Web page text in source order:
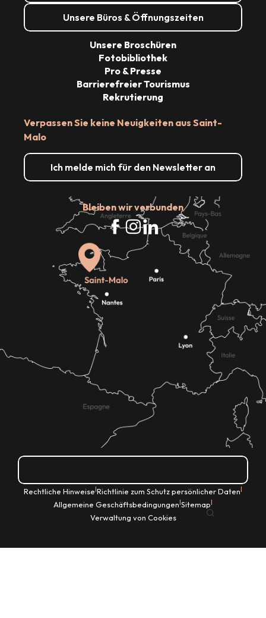
Unsere Büros & Öffnungszeiten
Verpassen Sie keine Neuigkeiten aus Saint-
Malo
Ich melde mich für den Newsletter an
Bleiben wir verbunden
Unsere Broschüren
Fotobibliothek
Pro & Presse
Barrierefreier Tourismus
Rekrutierung
Rechtliche Hinweise|Richtlinie zum Schutz persönlicher Daten|
Allgemeine Geschäftsbedingungen|Sitemap|
Verwaltung von Cookies